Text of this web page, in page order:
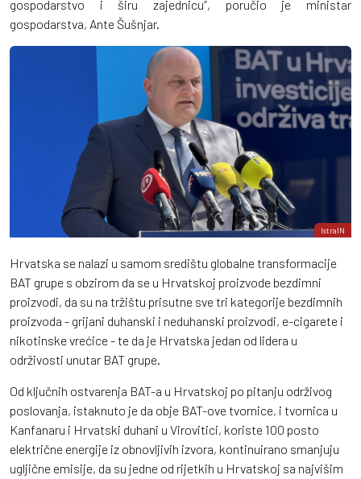
gospodarstvo i širu zajednicu”, poručio je ministar
gospodarstva, Ante Šušnjar.
IstraIN
Hrvatska se nalazi u samom središtu globalne transformacije
BAT grupe s obzirom da se u Hrvatskoj proizvode bezdimni
proizvodi, da su na tržištu prisutne sve tri kategorije bezdimnih
proizvoda - grijani duhanski i neduhanski proizvodi, e-cigarete i
nikotinske vrećice - te da je Hrvatska jedan od lidera u
održivosti unutar BAT grupe.
Od ključnih ostvarenja BAT-a u Hrvatskoj po pitanju održivog
poslovanja, istaknuto je da obje BAT-ove tvornice, i tvornica u
Kanfanaru i Hrvatski duhani u Virovitici, koriste 100 posto
električne energije iz obnovljivih izvora, kontinuirano smanjuju
ugljične emisije, da su jedne od rijetkih u Hrvatskoj sa najvišim